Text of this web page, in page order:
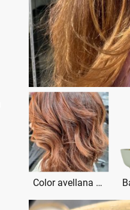
Color avellana con barros naturales en Valencia